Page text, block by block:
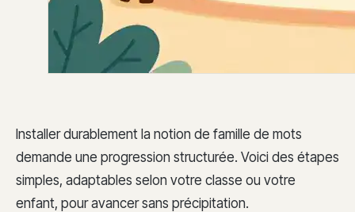
Installer durablement la notion de famille de mots
demande une progression structurée. Voici des étapes
simples, adaptables selon votre classe ou votre
enfant, pour avancer sans précipitation.